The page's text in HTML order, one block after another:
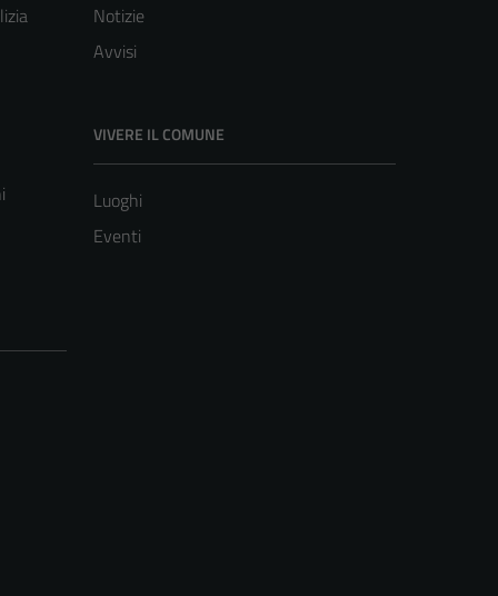
Notizie
Avvisi
VIVERE IL COMUNE
Luoghi
Eventi